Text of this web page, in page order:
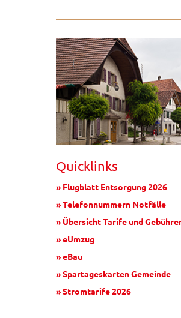
Quicklinks
» Flugblatt Entsorgung 2026
» Telefonnummern Notfälle
» Übersicht Tarife und
» eUmzug
» eBau
» Spartageskarten Gemeinde
» Stromtarife 2026